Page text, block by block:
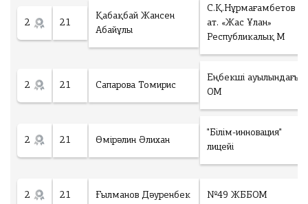
2 21
Қабақбай Жансен
Абайұлы
С.Қ.Нұрмағамбетов
ат. «Жас Ұлан»
Республикалық М
2 21 Сапарова Томирис
Еңбекші ауылындағы
ОМ
2 21 Өмірәлин Әлихан
"Білім-инновация"
лицейі
2 21 Ғылманов Дәуренбек №49 ЖББОМ